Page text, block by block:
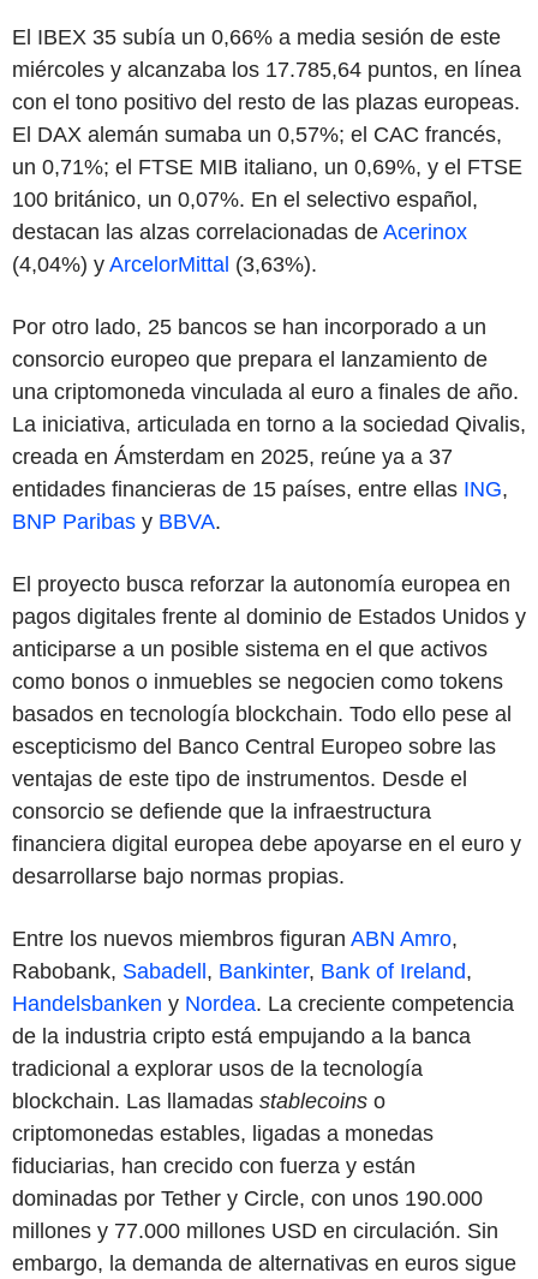
El IBEX 35 subía un 0,66% a media sesión de este
miércoles y alcanzaba los 17.785,64 puntos, en línea
con el tono positivo del resto de las plazas europeas.
El DAX alemán sumaba un 0,57%; el CAC francés,
un 0,71%; el FTSE MIB italiano, un 0,69%, y el FTSE
100 británico, un 0,07%. En el selectivo español,
destacan las alzas correlacionadas de Acerinox
(4,04%) y ArcelorMittal (3,63%).
Por otro lado, 25 bancos se han incorporado a un
consorcio europeo que prepara el lanzamiento de
una criptomoneda vinculada al euro a finales de año.
La iniciativa, articulada en torno a la sociedad Qivalis,
creada en Ámsterdam en 2025, reúne ya a 37
entidades financieras de 15 países, entre ellas ING,
BNP Paribas y BBVA.
El proyecto busca reforzar la autonomía europea en
pagos digitales frente al dominio de Estados Unidos y
anticiparse a un posible sistema en el que activos
como bonos o inmuebles se negocien como tokens
basados en tecnología blockchain. Todo ello pese al
escepticismo del Banco Central Europeo sobre las
ventajas de este tipo de instrumentos. Desde el
consorcio se defiende que la infraestructura
financiera digital europea debe apoyarse en el euro y
desarrollarse bajo normas propias.
Entre los nuevos miembros figuran ABN Amro,
Rabobank, Sabadell, Bankinter, Bank of Ireland,
Handelsbanken y Nordea. La creciente competencia
de la industria cripto está empujando a la banca
tradicional a explorar usos de la tecnología
blockchain. Las llamadas stablecoins o
criptomonedas estables, ligadas a monedas
fiduciarias, han crecido con fuerza y están
dominadas por Tether y Circle, con unos 190.000
millones y 77.000 millones USD en circulación. Sin
embargo, la demanda de alternativas en euros sigue